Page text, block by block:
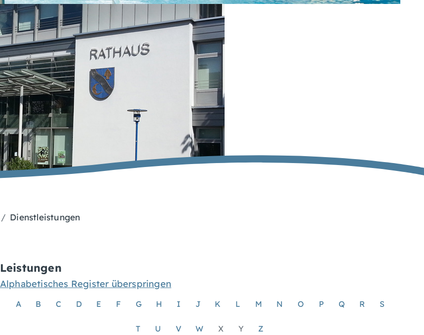
Dienstleistungen
Leistungen
Alphabetisches Register überspringen
A B C D E F G H I J K L M N O P Q R S
T U V W X Y Z